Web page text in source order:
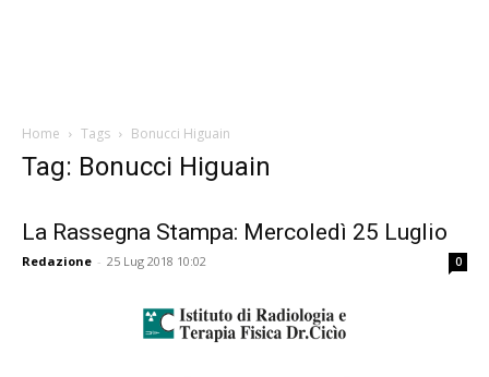
Home Tags Bonucci Higuain
Tag: Bonucci Higuain
La Rassegna Stampa: Mercoledì 25 Luglio
Redazione - 25 Lug 2018 10:02 0